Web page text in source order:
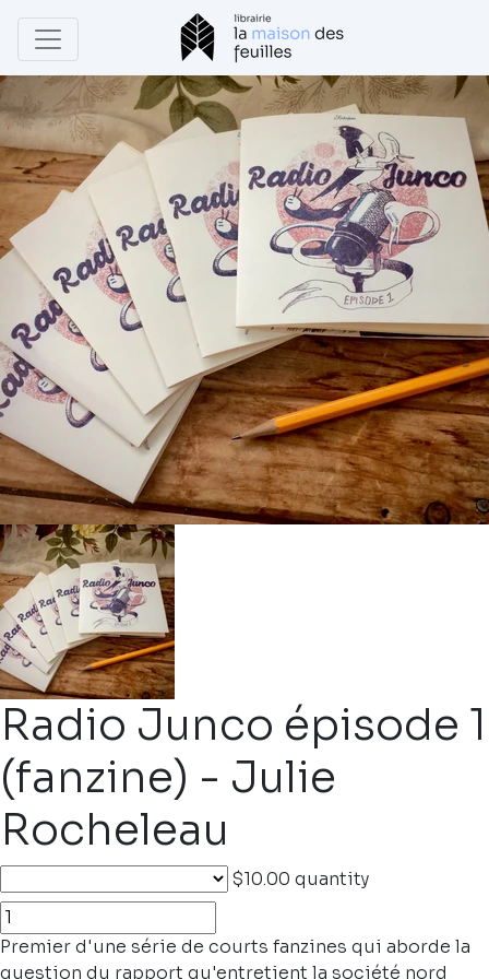
Radio Junco épisode 1
(fanzine) - Julie
Rocheleau
$10.00 quantity
Premier d'une série de courts fanzines qui aborde la
question du rapport qu'entretient la société nord